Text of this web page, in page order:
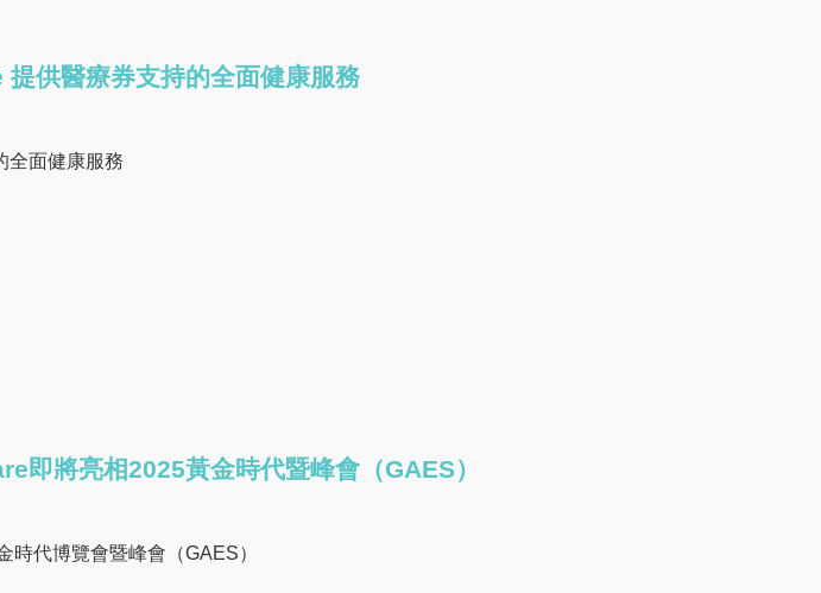
提供醫療券支持的全面健康服務
全面健康服務
即將亮相2025黃金時代暨峰會（GAES）
時代博覽會暨峰會（GAES）